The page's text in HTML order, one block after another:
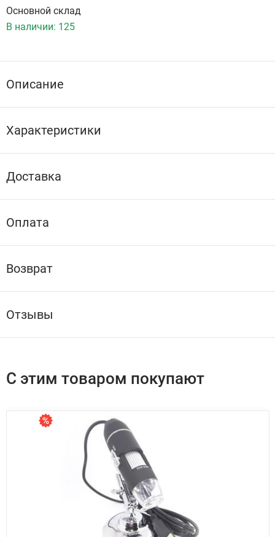
Основной склад
В наличии: 125
Описание
Характеристики
Доставка
Оплата
Возврат
Отзывы
С этим товаром покупают